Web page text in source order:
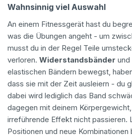
Wahnsinnig viel Auswahl
An einem Fitnessgerät hast du
was die Übungen angeht - um
musst du in der Regel Teile
verloren. Widerstandsbänder und
elastischen Bändern bewegst,
dass sie mit der Zeit ausleiern - du
dabei wird lediglich das Band
dagegen mit deinem
irreführende Effekt nicht passieren.
Positionen und neue